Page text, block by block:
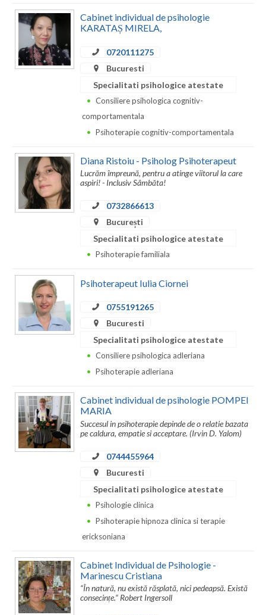
Cabinet individual de psihologie
KARATAȘ MIRELA,
0720111275
Bucuresti
Specialitati psihologice atestate
Consiliere psihologica cognitiv-
comportamentala
Psihoterapie cognitiv-comportamentala
Diana Ristoiu - Psiholog Psihoterapeut
Lucrăm împreună, pentru a atinge viitorul la care
aspiri! - Inclusiv Sâmbăta!
0732866613
București
Specialitati psihologice atestate
Psihoterapie familiala
Psihoterapeut Iulia Ciornei
0755191265
Bucuresti
Specialitati psihologice atestate
Consiliere psihologica adleriana
Psihoterapie adleriana
Cabinet individual de psihologie POMPEI
MARIA
Succesul in psihoterapie depinde de o relatie bazata
pe caldura, empatie si acceptare. (Irvin D. Yalom)
0744455964
Bucuresti
Specialitati psihologice atestate
Psihologie clinica
Psihoterapie hipnoza clinica si terapie
ericksoniana
Cabinet Individual de Psihologie -
Marinescu Cristiana
“În natură, nu există răsplată, nici pedeapsă. Există
consecințe.“ Robert Ingersoll